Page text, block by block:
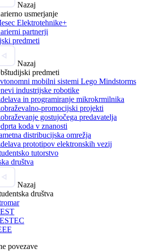
Nazaj
usmerjanje
Elektrotehnike+
partnerji
predmeti
Nazaj
predmeti
mobilni sistemi Lego Mindstorms
industrijske robotike
in programiranje mikrokrmilnika
promocijski projekti
gostujočega predavatelja
koda v znanosti
distribucijska omrežja
prototipov elektronskih vezij
tutorstvo
društva
Nazaj
društva
povezave